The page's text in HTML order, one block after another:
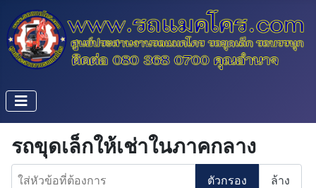
รถขุดเล็กให้เช่าในภาคกลาง
ใส่หัวข้อที่ต้องการ
ตัวกรอง ล้าง